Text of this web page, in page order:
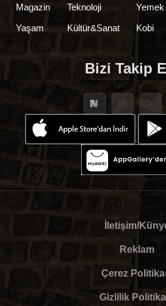
Magazin
Yaşam
Teknoloji
Kültür&Sanat
Yemek
Kobi
Bizi Takip
İletişim/
Reklam
Çerez
Gizlilik